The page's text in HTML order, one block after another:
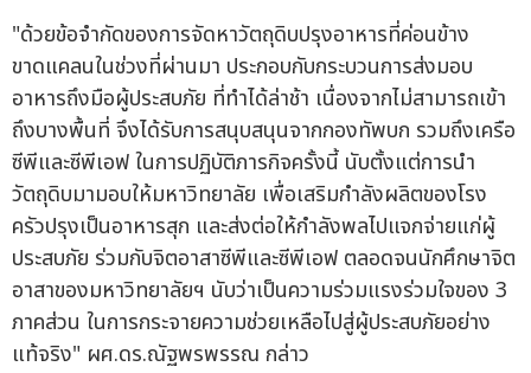
"ด้วยข้อจำกัดของการจัดหาวัตถุดิบปรุงอาหารที่ค่อนข้าง
ขาดแคลนในช่วงที่ผ่านมา ประกอบกับกระบวนการส่งมอบ
อาหารถึงมือผู้ประสบภัย ที่ทำได้ล่าช้า เนื่องจากไม่สามารถเข้า
ถึงบางพื้นที่ จึงได้รับการสนุบสนุนจากกองทัพบก รวมถึงเครือ
ซีพีและซีพีเอฟ ในการปฏิบัติภารกิจครั้งนี้ นับตั้งแต่การนำ
วัตถุดิบมามอบให้มหาวิทยาลัย เพื่อเสริมกำลังผลิตของโรง
ครัวปรุงเป็นอาหารสุก และส่งต่อให้กำลังพลไปแจกจ่ายแก่ผู้
ประสบภัย ร่วมกับจิตอาสาซีพีและซีพีเอฟ ตลอดจนนักศึกษาจิต
อาสาของมหาวิทยาลัยฯ นับว่าเป็นความร่วมแรงร่วมใจของ 3
ภาคส่วน ในการกระจายความช่วยเหลือไปสู่ผู้ประสบภัยอย่าง
แท้จริง" ผศ.ดร.ณัฐพรพรรณ กล่าว